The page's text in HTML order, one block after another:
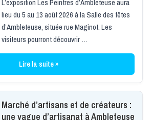
L’exposition Les Peintres d’Ambleteuse aura
lieu du 5 au 13 août 2026 à la Salle des fêtes
d’Ambleteuse, située rue Maginot. Les
visiteurs pourront découvrir …
Lire la suite »
Marché d’artisans et de créateurs :
une vague d’artisanat à Ambleteuse